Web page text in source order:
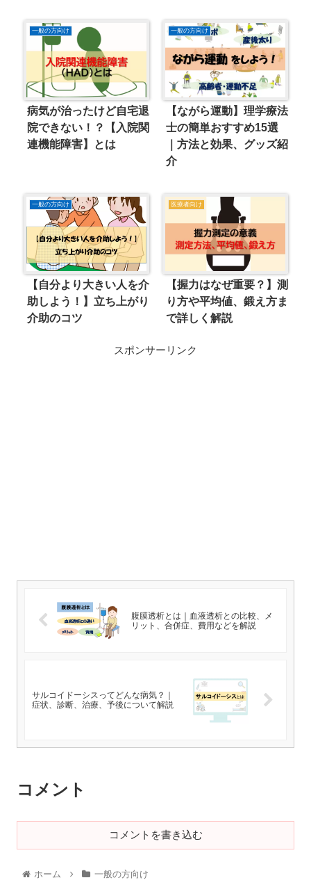
一般の方向け
病気が治ったけど自宅退
院できない！？【入院関
連機能障害】とは
一般の方向け
【ながら運動】理学療法
士の簡単おすすめ15選
｜方法と効果、グッズ紹
介
一般の方向け
【自分より大きい人を介
助しよう！】立ち上がり
介助のコツ
医療者向け
【握力はなぜ重要？】測
り方や平均値、鍛え方ま
で詳しく解説
スポンサーリンク
腹膜透析とは｜血液透析との比較、メ
リット、合併症、費用などを解説
サルコイドーシスってどんな病気？｜
症状、診断、治療、予後について解説
コメント
コメントを書き込む
ホーム 一般の方向け